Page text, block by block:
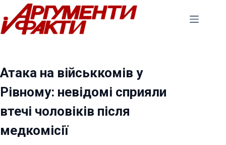
Перейти
до
вмісту
Атака на військкомів у
Рівному: невідомі сприяли
втечі чоловіків після
медкомісії